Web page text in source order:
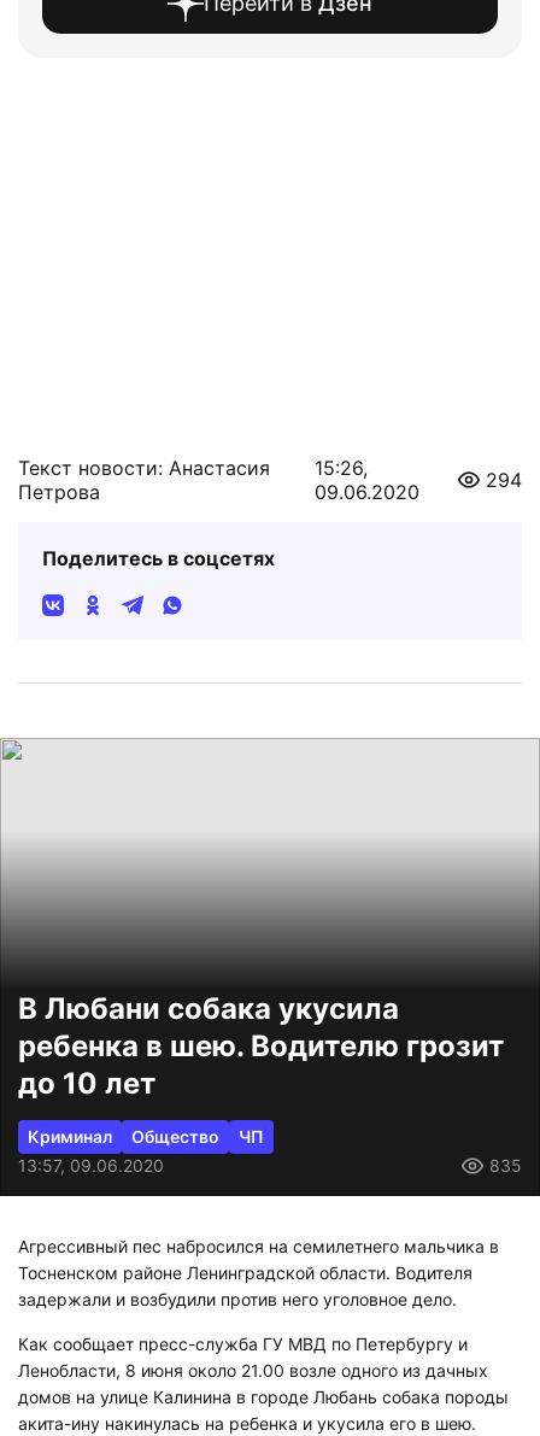
Текст новости: Анастасия
Петрова
15:26,
09.06.2020
294
Поделитесь в соцсетях
В Любани собака укусила
ребенка в шею. Водителю грозит
до 10 лет
Криминал Общество
ЧП
13:57, 09.06.2020
835
Агрессивный пес набросился на семилетнего мальчика в
Тосненском районе Ленинградской области. Водителя
задержали и возбудили против него уголовное дело.
Как сообщает пресс-служба ГУ МВД по Петербургу и
Ленобласти, 8 июня около 21.00 возле одного из дачных
домов на улице Калинина в городе Любань собака породы
акита-ину накинулась на ребенка и укусила его в шею.